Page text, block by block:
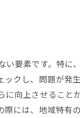
法
リスト
要素です。特
クし、問題が発
向上させるこ
には、地域特